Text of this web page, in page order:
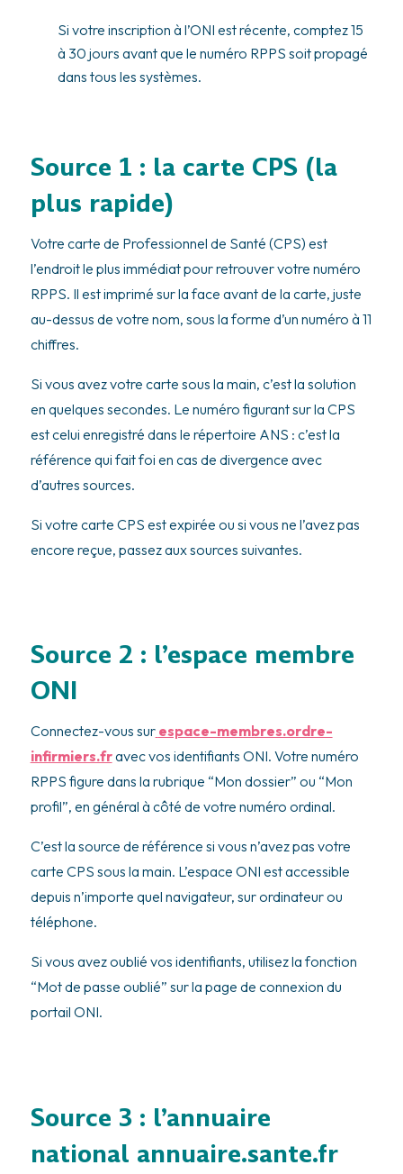
Si votre inscription à l’ONI est récente, comptez 15
à 30 jours avant que le numéro RPPS soit propagé
dans tous les systèmes.
Source 1 : la carte CPS (la
plus rapide)
Votre carte de Professionnel de Santé (CPS) est
l’endroit le plus immédiat pour retrouver votre numéro
RPPS. Il est imprimé sur la face avant de la carte, juste
au-dessus de votre nom, sous la forme d’un numéro à 11
chiffres.
Si vous avez votre carte sous la main, c’est la solution
en quelques secondes. Le numéro figurant sur la CPS
est celui enregistré dans le répertoire ANS : c’est la
référence qui fait foi en cas de divergence avec
d’autres sources.
Si votre carte CPS est expirée ou si vous ne l’avez pas
encore reçue, passez aux sources suivantes.
Source 2 : l’espace membre
ONI
Connectez-vous sur espace-membres.ordre-
infirmiers.fravec vos identifiants ONI. Votre numéro
RPPS figure dans la rubrique “Mon dossier” ou “Mon
profil”, en général à côté de votre numéro ordinal.
C’est la source de référence si vous n’avez pas votre
carte CPS sous la main. L’espace ONI est accessible
depuis n’importe quel navigateur, sur ordinateur ou
téléphone.
Si vous avez oublié vos identifiants, utilisez la fonction
“Mot de passe oublié” sur la page de connexion du
portail ONI.
Source 3 : l’annuaire
national annuaire.sante.fr